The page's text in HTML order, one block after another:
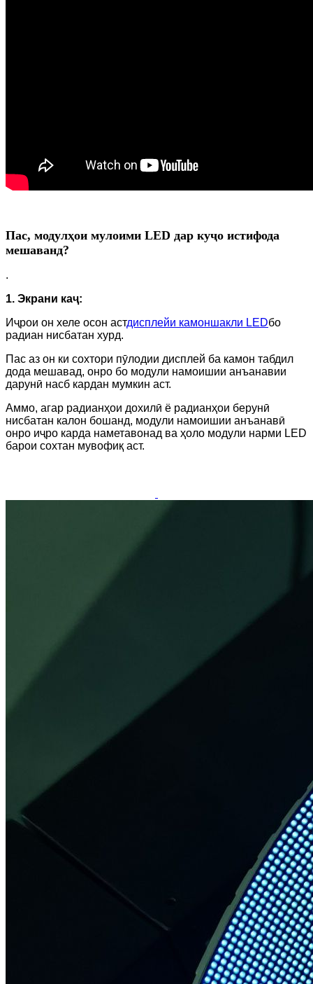
Пас, модулҳои мулоими LED дар куҷо истифода
мешаванд?
.
1. Экрани каҷ:
Иҷрои он хеле осон астдисплейи камоншакли LEDбо
радиан нисбатан хурд.
Пас аз он ки сохтори пӯлодии дисплей ба камон табдил
дода мешавад, онро бо модули намоишии анъанавии
дарунӣ насб кардан мумкин аст.
Аммо, агар радианҳои дохилӣ ё радианҳои берунӣ
нисбатан калон бошанд, модули намоишии анъанавӣ
онро иҷро карда наметавонад ва ҳоло модули нарми LED
барои сохтан мувофиқ аст.